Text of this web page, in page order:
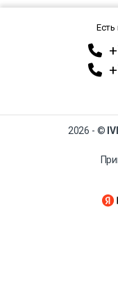
2026 - ©